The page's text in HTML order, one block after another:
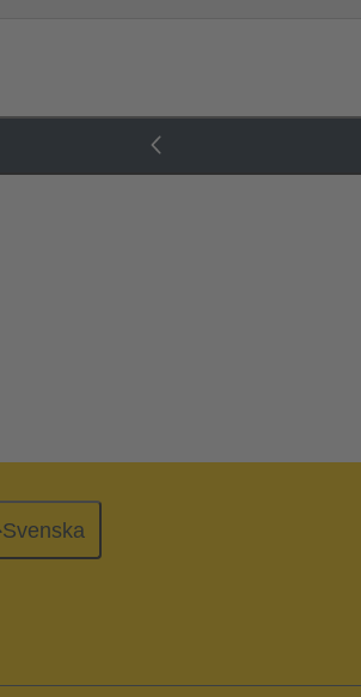
Svenska